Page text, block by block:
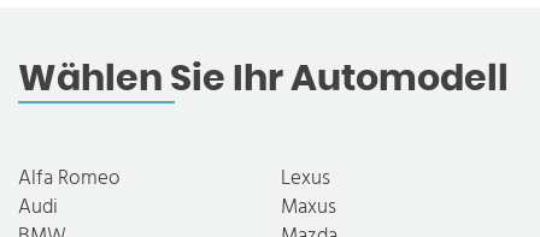
Wählen Sie Ihr Automodell
Alfa Romeo
Audi
Lexus
Maxus